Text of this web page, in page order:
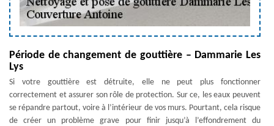
Période de changement de gouttière – Dammarie Les
Lys
Si votre gouttière est détruite, elle ne peut plus fonctionner
correctement et assurer son rôle de protection. Sur ce, les eaux peuvent
se répandre partout, voire à l’intérieur de vos murs. Pourtant, cela risque
de créer un problème grave pour finir jusqu’à l’effondrement du